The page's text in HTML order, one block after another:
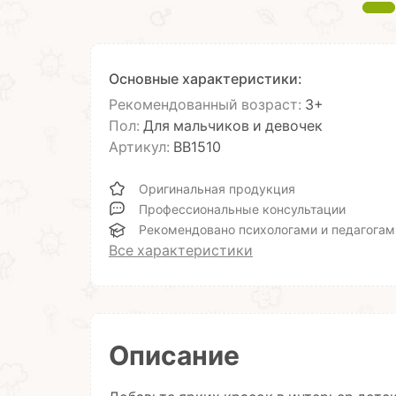
Основные характеристики:
Рекомендованный возраст: 3+
Пол: Для мальчиков и девочек
Артикул: ВВ1510
Оригинальная продукция
Профессиональные консультации
Рекомендовано психологами и
Все характеристики
Описание